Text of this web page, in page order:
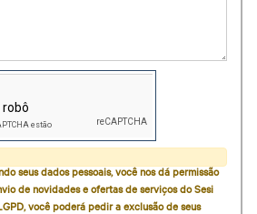
seus dados pessoais, você nos dá permissão
de novidades e ofertas de serviços do Sesi
você poderá pedir a exclusão de seus